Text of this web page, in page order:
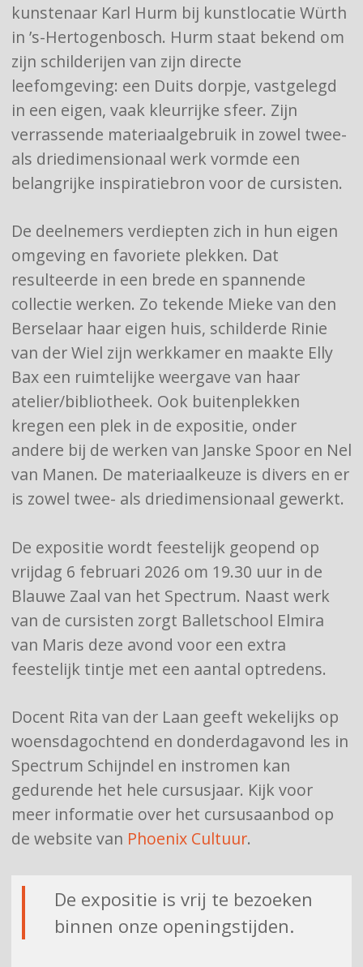
kunstenaar Karl Hurm bij kunstlocatie Würth
in ’s-Hertogenbosch. Hurm staat bekend om
zijn schilderijen van zijn directe
leefomgeving: een Duits dorpje, vastgelegd
in een eigen, vaak kleurrijke sfeer. Zijn
verrassende materiaalgebruik in zowel twee-
als driedimensionaal werk vormde een
belangrijke inspiratiebron voor de cursisten.
De deelnemers verdiepten zich in hun eigen
omgeving en favoriete plekken. Dat
resulteerde in een brede en spannende
collectie werken. Zo tekende Mieke van den
Berselaar haar eigen huis, schilderde Rinie
van der Wiel zijn werkkamer en maakte Elly
Bax een ruimtelijke weergave van haar
atelier/bibliotheek. Ook buitenplekken
kregen een plek in de expositie, onder
andere bij de werken van Janske Spoor en Nel
van Manen. De materiaalkeuze is divers en er
is zowel twee- als driedimensionaal gewerkt.
De expositie wordt feestelijk geopend op
vrijdag 6 februari 2026 om 19.30 uur in de
Blauwe Zaal van het Spectrum. Naast werk
van de cursisten zorgt Balletschool Elmira
van Maris deze avond voor een extra
feestelijk tintje met een aantal optredens.
Docent Rita van der Laan geeft wekelijks op
woensdagochtend en donderdagavond les in
Spectrum Schijndel en instromen kan
gedurende het hele cursusjaar. Kijk voor
meer informatie over het cursusaanbod op
de website van Phoenix Cultuur.
De expositie is vrij te bezoeken
binnen onze openingstijden.